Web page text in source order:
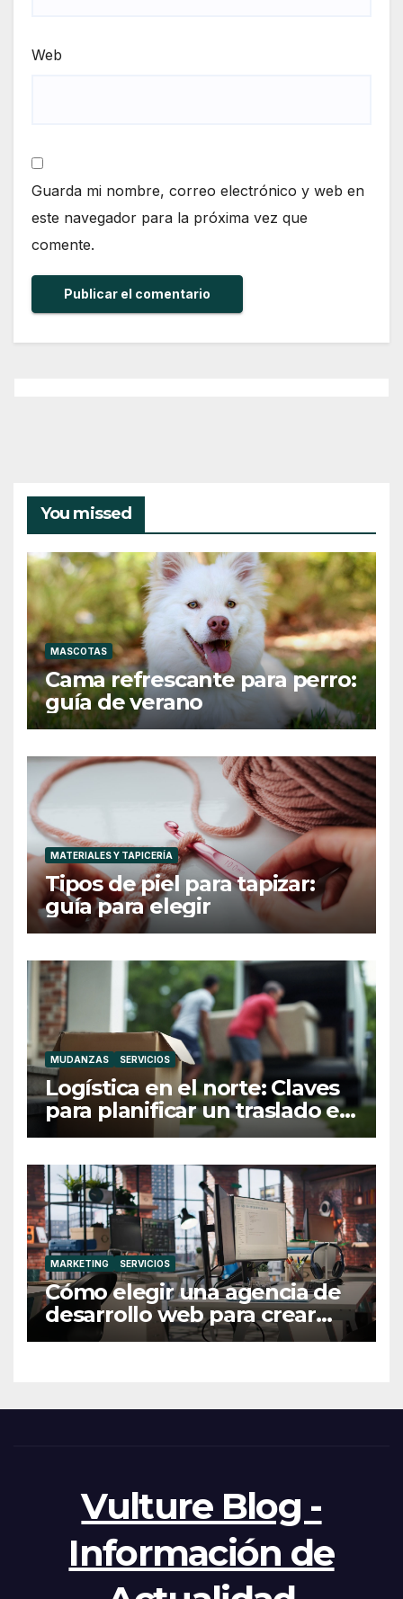
Web
Guarda mi nombre, correo electrónico y web en
este navegador para la próxima vez que
comente.
You missed
MASCOTAS
Cama refrescante para perro:
guía de verano
MATERIALES Y TAPICERÍA
Tipos de piel para tapizar:
guía para elegir
MUDANZAS SERVICIOS
Logística en el norte: Claves
para planificar un traslado en
Galicia
MARKETING SERVICIOS
Cómo elegir una agencia de
desarrollo web para crear
una web profesional y eficaz
Vulture Blog -
Información de